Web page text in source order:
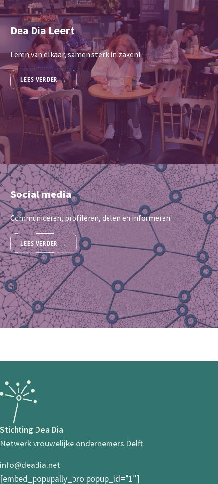
Dea Dia Leert
Leren van elkaar, samen sterk in zaken!
LEES VERDER →
DEA DIA LEERT
Social media
Communiceren, profileren, delen en informeren
LEES VERDER →
SOCIAL MEDIA
Stichting Dea Dia
Netwerk vrouwelijke ondernemers Delft
info@deadia.net
[embed_popupally_pro popup_id=”1″]